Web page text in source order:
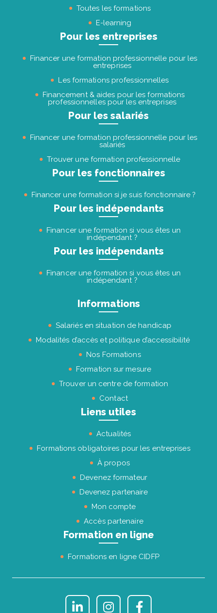
Toutes les formations
E-learning
Pour les entreprises
Financer une formation professionnelle pour les
entreprises
Les formations professionnelles
Financement & aides pour les formations
professionnelles pour les entreprises
Pour les salariés
Financer une formation professionnelle pour les
salariés
Trouver une formation professionnelle
Pour les fonctionnaires
Financer une formation si je suis fonctionnaire ?
Pour les indépendants
Financer une formation si vous êtes un
indépendant ?
Pour les indépendants
Financer une formation si vous êtes un
indépendant ?
Informations
Salariés en situation de handicap
Modalités d’accès et politique d’accessibilité
Nos Formations
Formation sur mesure
Trouver un centre de formation
Contact
Liens utiles
Actualités
Formations obligatoires pour les entreprises
À propos
Devenez formateur
Devenez partenaire
Mon compte
Accès partenaire
Formation en ligne
Formations en ligne CIDFP